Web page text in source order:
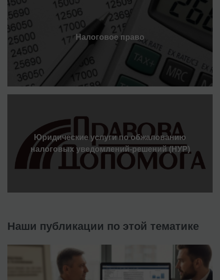
Налоговое право
Юридические услуги по обжалованию
налоговых уведомлений-решений (НУР)
Наши публикации по этой тематике